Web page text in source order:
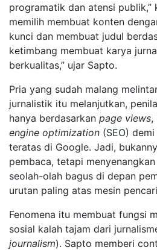
programatik dan atensi publik,”
memilih membuat konten
kunci dan membuat judul
ketimbang membuat karya
berkualitas,” ujar Sapto.
Pria yang sudah malang
jurnalistik itu melanjutkan,
hanya berdasarkan page views,
engine optimization (SEO)
teratas di Google. Jadi,
pembaca, tetapi
seolah-olah bagus di depan
urutan paling atas mesin
Fenomena itu membuat fungsi
sosial kalah tajam dari
journalism). Sapto memberi